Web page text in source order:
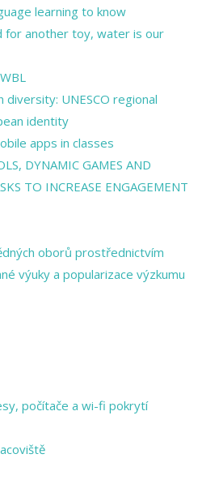
learning to know
for another toy, water is our
UNESCO regional
identity
apps in classes
DYNAMIC GAMES AND
TO INCREASE ENGAGEMENT
oborů prostřednictvím
výuky a popularizace výzkumu
počítače a wi-fi pokrytí